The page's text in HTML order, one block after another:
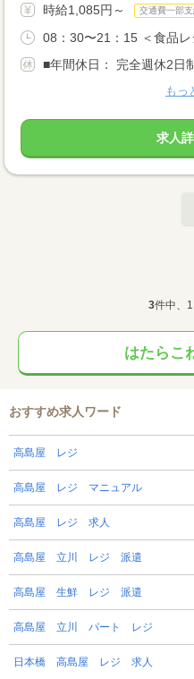
時給1,085円～ 交通費一部
08：30〜21：15 ＜食品
■年間休日： 完全週休2日
もっ
求人
3件中、
はたらこ
おすすめ求人ワード
高島屋 レジ
高島屋 レジ マニュアル
高島屋 レジ 求人
高島屋 立川 レジ 派遣
高島屋 生鮮 レジ 派遣
高島屋 立川 パート レジ
日本橋 高島屋 レジ 求人